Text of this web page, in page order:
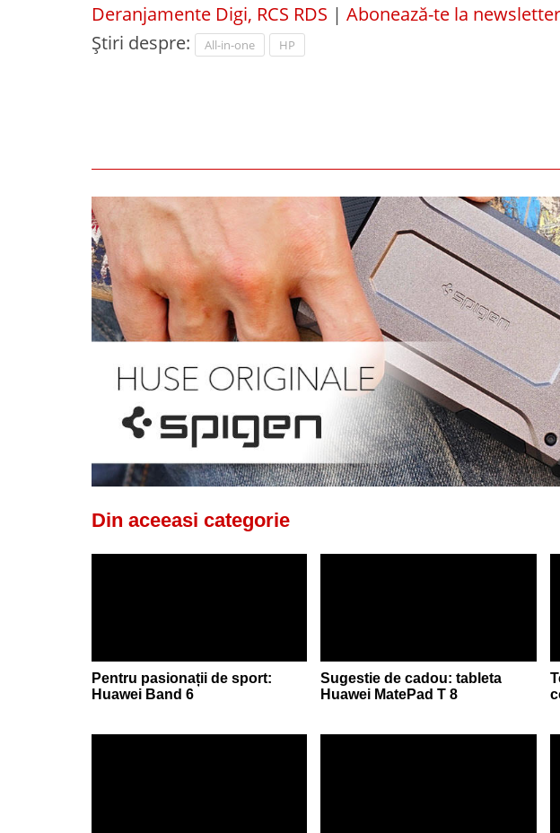
Deranjamente Digi, RCS RDS | Abonează-te la newsletter
Știri despre:
All-in-one HP
Din aceeasi categorie
Pentru pasionații de sport:
Huawei Band 6
Sugestie de cadou: tableta
Huawei MatePad T 8